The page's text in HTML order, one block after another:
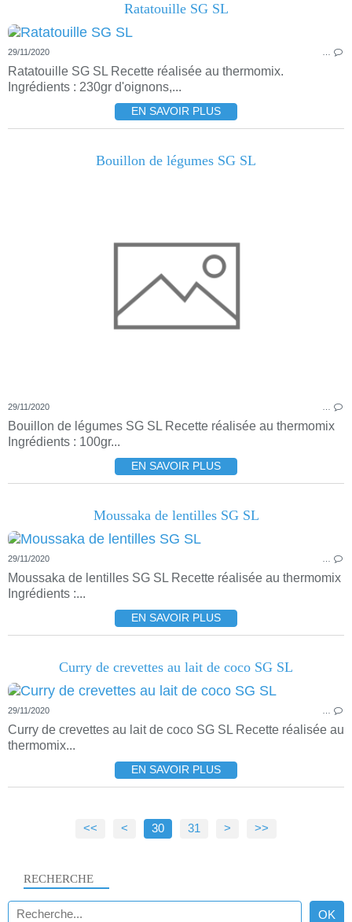
Ratatouille SG SL
29/11/2020
Ratatouille SG SL Recette réalisée au thermomix.
Ingrédients : 230gr d'oignons,...
EN SAVOIR PLUS
Bouillon de légumes SG SL
29/11/2020 …
Bouillon de légumes SG SL Recette réalisée au thermomix
Ingrédients : 100gr...
EN SAVOIR PLUS
Moussaka de lentilles SG SL
29/11/2020 …
Moussaka de lentilles SG SL Recette réalisée au thermomix
Ingrédients :...
EN SAVOIR PLUS
Curry de crevettes au lait de coco SG SL
29/11/2020 …
Curry de crevettes au lait de coco SG SL Recette réalisée au
thermomix...
EN SAVOIR PLUS
<< < 10
20
30 31 > >>
RECHERCHE